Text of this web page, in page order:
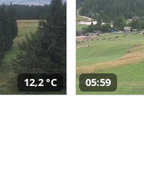
12,2 °C 05:59